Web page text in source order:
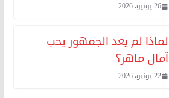
26 يونيو، 2026
لماذا لم يعد الجمهور يحب
آمال ماهر؟
22 يونيو، 2026